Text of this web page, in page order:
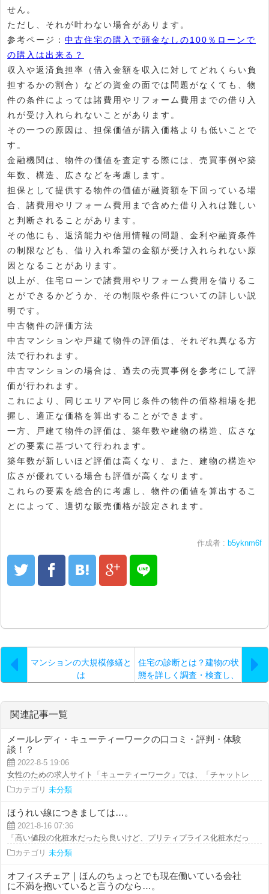
せん。
ただし、それが叶わない場合があります。
参考ページ： 中古住宅の購入で頭金なしの100％ローンで
の購入は出来る？
収入や返済負担率（借入金額を収入に対してどれくらい負
担するかの割合）などの資金の面では問題がなくても、物
件の条件によっては諸費用やリフォーム費用までの借り入
れが受け入れられないことがあります。
その一つの原因は、担保価値が購入価格よりも低いことで
す。
金融機関は、物件の価値を査定する際には、売買事例や築
年数、構造、広さなどを考慮します。
担保として提供する物件の価値が融資額を下回っている場
合、諸費用やリフォーム費用まで含めた借り入れは難しい
と判断されることがあります。
その他にも、返済能力や信用情報の問題、金利や融資条件
の制限なども、借り入れ希望の金額が受け入れられない原
因となることがあります。
以上が、住宅ローンで諸費用やリフォーム費用を借りるこ
とができるかどうか、その制限や条件についての詳しい説
明です。
中古物件の評価方法
中古マンションや戸建て物件の評価は、それぞれ異なる方
法で行われます。
中古マンションの場合は、過去の売買事例を参考にして評
価が行われます。
これにより、同じエリアや同じ条件の物件の価格相場を把
握し、適正な価格を算出することができます。
一方、戸建て物件の評価は、築年数や建物の構造、広さな
どの要素に基づいて行われます。
築年数が新しいほど評価は高くなり、また、建物の構造や
広さが優れている場合も評価が高くなります。
これらの要素を総合的に考慮し、物件の価値を算出するこ
とによって、適切な販売価格が設定されます。
作成者 : b5yknm6f
マンションの大規模修繕と
は
住宅の診断とは？建物の状
態を詳しく調査・検査し、
をすること
関連記事一覧
メールレディ・キューティーワークの口コミ・評判・体験
談！？
2022-8-5 19:06
女性のための求人サイト「キューティーワーク」では、「チャットレディ
カテゴリ 未分類
ほうれい線につきましては…。
2021-8-16 07:36
「高い値段の化粧水だったら良いけど、プリティプライス化粧水だったら
カテゴリ 未分類
オフィスチェア｜ほんのちょっとでも現在働いている会社
に不満を抱いていると言うのなら…。